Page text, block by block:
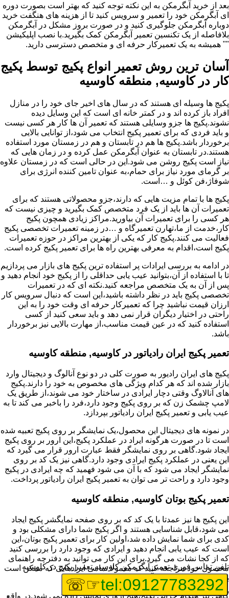
بعد از خرید آبگرمکن به این نکته توجه کنید که بهتر است بصورت دوره
ای آبگرمکن خود را تعمیر و سرویس کنید تا از هزینه های هنگفت خرید
دوباره آبگرمکن جلوگیری کنید و در صورت بروز مشکل در آبگرمکن
بلافاصله از یک تکنسین تعمیر آبگرمکن کمک بگیرید.با نصب اپلیکیشن
"" همیشه به یک تعمیرکار حرفه ای و متخصص دسترسی دارید.
آسان ترین روش تعمیر انواع پکیج توسط پکیج
کار در کاوسیه, منطقه کاوسیه
پکیج ها وسیله ای هستند که در سال های اخیر جای خود را در منازل
افراد باز کرده اند و در کمتر خانه ای است که این وسایل دیده
نشوند.پکیج ها جزو وسایلی هستند که تعمیر آن ها کار هر کسی نیست
و باید فردی که برای تعمیر پکیج انتخاب می شود،از توانایی بالایی
برخوردار باشد.پکیج ها هم در تابستان و هم در زمستان مورد استفاده
هستند.در تابستان به عنوان آبگرمکن عمل کرده و در زمان هایی که
نیاز است پکیج روشن می شود.این در حالی است که در زمستان علاوه
بر گرمای مورد نیاز برای حمام،به عنوان تامین کننده انرژی برای
شوفاژ،فن کوئل و …است.
پکیج ها با تمام مزیت هایی که دارند،جزو محصولاتی هستند که برای
تعمیرات آن ها باید از یک فرد متخصص کمک بگیرید و چیزی نیست که
هر کسی را برای تعمیرات آن بیاورید.مراکز زیادی همچون پکیج
کار،خدمت از ما،تهارن تعمیرگاه و …در زمینه تعمیرات تخصصی پکیج
فعالیت می کنند.پکیج کار که یکی از بهترین مراکز در حوزه تعمیرات
پکیج است،اقدام به معرفی بهترین راه ها برای تعمیر پکیج کرده است.
در ادامه به بررسی ایرادات پر استفاده ترین پکیج های بازار می پردازیم
تا با استفاده از آن،بتوانید عیب یابی حداقلی را از پکیج خود انجام دهید و
پس از آن به یک متخصص مراجعه کنید.نکته ای که در تعمیرات
تخصصی پکیج باید در نظر داشته باشید،این است که دنبال سرویس کار
ارزان قیمت نباشید چرا که تعمیرکار حرفه ای وقت خود را به این
راحتی در اختیار دیگران قرار نمی دهد و باید سعی کنید از کسی
استفاده کنید که در عین قیمت مناسب،از مهارت بالایی نیز برخوردار
باشد.
تعمیر پکیج ایران رادیاتور در کاوسیه, منطقه کاوسیه
پکیج های ایران رادیور به صورت کلی در دو نوع آنالوگ و دیجیتال وارد
بازار شده اند که هر کدام ویژگی های مخصوص به خود را دارند.پکیج
های آنالاوگ وقتی دچار ایرادی در ساختار خود می شوند،از طریق یک
لامپ چشمک زن که بر روی پکیج وجود دارد،فرد را باخبر می کند تا به
عیب یابی و تعمیر پکیج ایران رادیاتور بپردازد.
در نمونه های دیجیتال این محصول،یک نمایشگر بر روی پکیج تعبیه شده
است تا در صورت هرگونه ایراد در عملکرد پکیج،این ارور بر روی پکیج
ایجاد شود.گاهی بر روی نمایشگر فقط عبارت ارور قرار می گیرد که
این یعنی در عملکرد پکیج ایرادی وجود دارد.گاهی نیز یک کد بر روی
نمایشگر ایجاد می شود که با آن می شود فهمید که چه ایرادی در پکیج
وجود دارد و راحت تر می توان به تعمیر پکیج ایران رادیاتور پرداخت.
تعمیر پکیج بوتان کاوسیه, منطقه کاوسیه
این پکیج ها نیز عمدتا با یک کد که بر روی صفحه نمایگشر پکیج ایجاد
می شود،قابل شناسایی هستند و اگر پکیج شما دارای مشکلی بود و
کدی برای شما نمایش داده شد،اولین کار برای تعمیر پکیج بوتان،این
است که عیب یابی انجام دهید و ایرادی که وجود دارد را بررسی کنید
که از کجا نشات می گیرد.برای این کار می توانید به دفترچه راهنمای
محصول خود مراجعه کنید که معمولا تمامی ایرادهایی که ممکن است
برای پکیج پیش بیاید در آن قرار گرفته است.
گاهی نیز هنگام خرابی پکیج،هیچ اروری نمایش داده نمی شود.در واقع
تلفن تماس فوریتعمیر آبگرمکن کاوسیه,تعمیر پکیج در کاوسیه
tel:09127783292
☞☏